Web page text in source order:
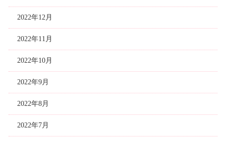
2022年12月
2022年11月
2022年10月
2022年9月
2022年8月
2022年7月